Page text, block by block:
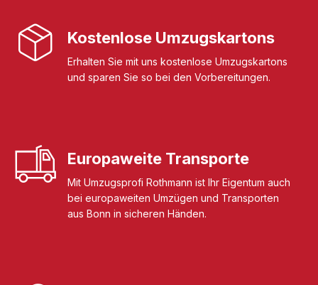
Kostenlose Umzugskartons
Erhalten Sie mit uns kostenlose Umzugskartons
und sparen Sie so bei den Vorbereitungen.
Europaweite Transporte
Mit Umzugsprofi Rothmann ist Ihr Eigentum auch
bei europaweiten Umzügen und Transporten
aus Bonn in sicheren Händen.